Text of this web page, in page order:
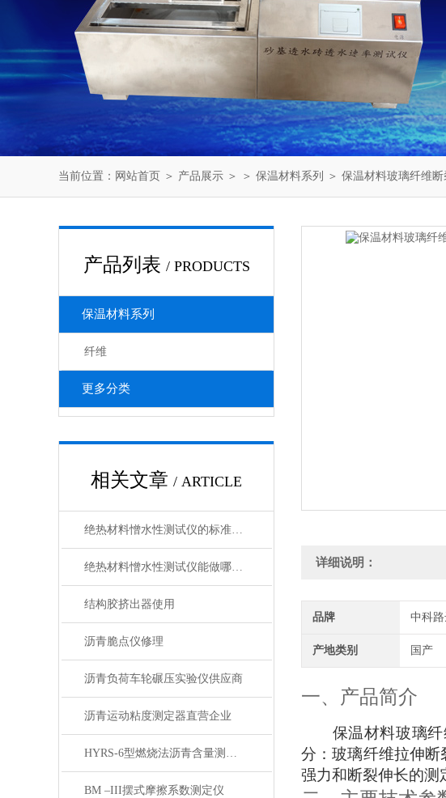
当前位置： 网站首页 ＞ 产品展示 ＞ ＞ 保温材料系列 ＞ 保温材料玻璃纤维
产品列表 / PRODUCTS
保温材料系列
纤维
更多分类
相关文章 / ARTICLE
绝热材料憎水性测试仪的标准化操作流程分享
绝热材料憎水性测试仪能做哪些测试？
结构胶挤出器使用
沥青脆点仪修理
沥青负荷车轮碾压实验仪供应商
沥青运动粘度测定器直营企业
HYRS-6型燃烧法沥青含量测定仪
BM –III摆式摩擦系数测定仪
详细说明：
品牌 中科路
产地类别 国产
一、 产品简介
保温材料玻璃
分：玻璃纤维拉伸断
强力和断裂伸长的测